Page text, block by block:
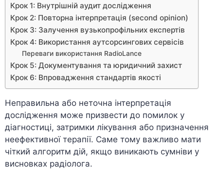
Крок 1: Внутрішній аудит дослідження
Крок 2: Повторна інтерпретація (second opinion)
Крок 3: Залучення вузькопрофільних експертів
Крок 4: Використання аутсорсингових сервісів
Переваги використання RadioLance
Крок 5: Документування та юридичний захист
Крок 6: Впровадження стандартів якості
Неправильна або неточна інтерпретація
дослідження може призвести до помилок у
діагностиці, затримки лікування або призначення
неефективної терапії. Саме тому важливо мати
чіткий алгоритм дій, якщо виникають сумніви у
висновках радіолога.